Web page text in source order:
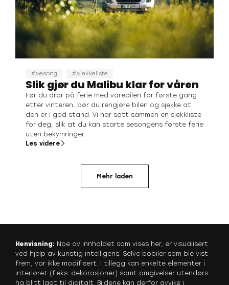
Sesong Sjekkeliste
Slik gjør du Malibu klar for våren
Før du drar på ferie med varebilen for første gang
etter vinteren, bør du rengjøre bilen og sjekke at
den er i god stand. Vi har satt sammen en sjekkliste
for deg, slik at du kan starte sesongens første ferie
uten bekymringer.
Les videre
Mehr laden
Henvisning: Noe av innholdet som vises her, er visualisert
ved hjelp av kunstig intelligens. Selve bobiler som ble vist
frem, var ikke modifisert. I tillegg kan enkelte elementer i
interiøret (f.eks. dekorasjoner) samt omgivelser utendørs
ha blitt lagt til digitalt. Bildene kan derfor avvike i